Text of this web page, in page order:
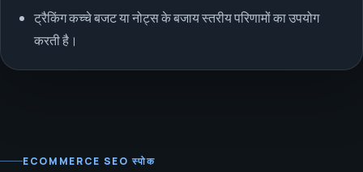
ट्रैकिंग कच्चे बजट या नोट्स के बजाय स्तरीय परिणामों का उपयोग
करती है।
ECOMMERCE SEO स्पोक